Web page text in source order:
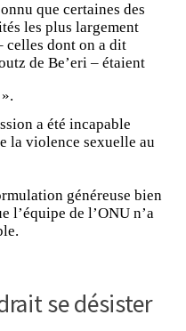
que certaines des
les plus largement
celles dont on a dit
de Be’eri – étaient
a été incapable
la violence sexuelle au
généreuse bien
l’équipe de l’ONU n’a
se désister